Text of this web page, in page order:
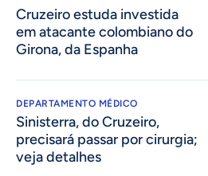
Cruzeiro estuda investida
em atacante colombiano do
Girona, da Espanha
DEPARTAMENTO MÉDICO
Sinisterra, do Cruzeiro,
precisará passar por cirurgia;
veja detalhes